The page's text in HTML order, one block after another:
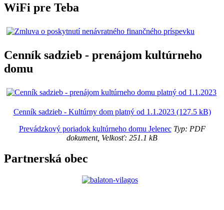
WiFi pre Teba
Cenník sadzieb - prenájom kultúrneho
domu
Cenník sadzieb - Kultúrny dom platný od 1.1.2023 (127.5 kB)
Prevádzkový poriadok kultúrneho domu JelenecTyp: PDF
dokument, Velkosť: 251.1 kB
Partnerská obec